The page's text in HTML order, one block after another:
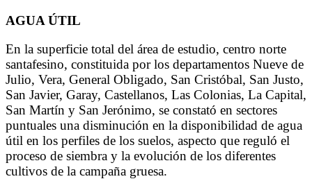
AGUA ÚTIL
En la superficie total del área de estudio, centro norte
santafesino, constituida por los departamentos Nueve de
Julio, Vera, General Obligado, San Cristóbal, San Justo,
San Javier, Garay, Castellanos, Las Colonias, La Capital,
San Martín y San Jerónimo, se constató en sectores
puntuales una disminución en la disponibilidad de agua
útil en los perfiles de los suelos, aspecto que reguló el
proceso de siembra y la evolución de los diferentes
cultivos de la campaña gruesa.